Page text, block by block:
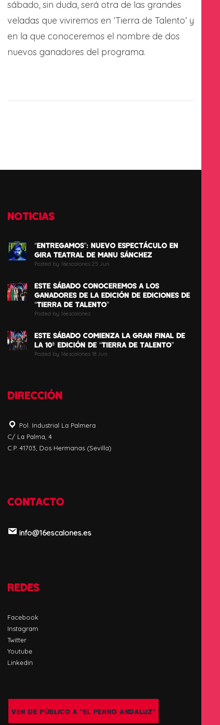
sábado, sin duda, será otra de las grandes
veladas que viviremos en ‘Tierra de Talento’ y
en la que conoceremos el nombre de dos
nuevos ganadores del programa.
NOTICIAS
“ENTREGAMOS”: NUEVO ESPECTÁCULO EN
GIRA TEATRAL DE MANU SÁNCHEZ
Posted by 16escalones 25 Jun
ESTE SÁBADO CONOCEREMOS A LOS
GANADORES DE LA EDICIÓN DE EDICIONES DE
“TIERRA DE TALENTO”
Posted by 16escalones
ESTE SÁBADO COMIENZA LA GRAN FINAL DE
LA 10ª EDICIÓN DE “TIERRA DE TALENTO”
Posted by 16escalones 18 Jun
DIRECCIÓN
Pol. Industrial La Palmera
C/ La Palma, 4
C.P. 41703, Dos Hermanas (Sevilla)
CONTACTO
info@16escalones.es
REDES
Facebook
Instagram
Twitter
Youtube
Linkedin
VEN DE PÚBLICO A "EL PERRO ANDALUZ"